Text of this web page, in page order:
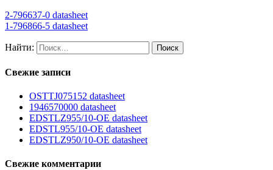
2-796637-0 datasheet
1-796866-5 datasheet
Найти:
Свежие записи
OSTTJ075152 datasheet
1946570000 datasheet
EDSTLZ955/10-OE datasheet
EDSTL955/10-OE datasheet
EDSTLZ950/10-OE datasheet
Свежие комментарии